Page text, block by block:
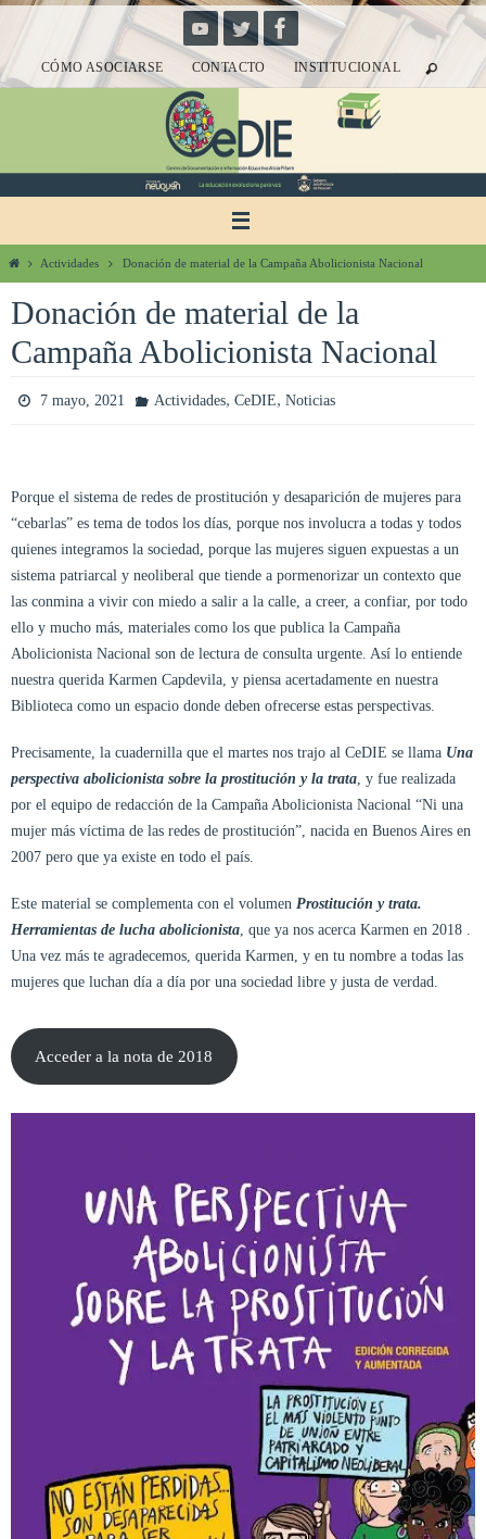
contenidoCÓMO ASOCIARSE CONTACTO INSTITUCIONAL
InicioActividades Donación de material de la Campaña Abolicionista Nacional
Donación de material de la
Campaña Abolicionista Nacional
7 mayo, 2021 Actividades, CeDIE, Noticias
Porque el sistema de redes de prostitución y desaparición de mujeres para
“cebarlas” es tema de todos los días, porque nos involucra a todas y todos
quienes integramos la sociedad, porque las mujeres siguen expuestas a un
sistema patriarcal y neoliberal que tiende a pormenorizar un contexto que
las conmina a vivir con miedo a salir a la calle, a creer, a confiar, por todo
ello y mucho más, materiales como los que publica la Campaña
Abolicionista Nacional son de lectura de consulta urgente. Así lo entiende
nuestra querida Karmen Capdevila, y piensa acertadamente en nuestra
Biblioteca como un espacio donde deben ofrecerse estas perspectivas.
Precisamente, la cuadernilla que el martes nos trajo al CeDIE se llama Una
perspectiva abolicionista sobre la prostitución y la trata, y fue realizada
por el equipo de redacción de la Campaña Abolicionista Nacional “Ni una
mujer más víctima de las redes de prostitución”, nacida en Buenos Aires en
2007 pero que ya existe en todo el país.
Este material se complementa con el volumen Prostitución y trata.
Herramientas de lucha abolicionista, que ya nos acerca Karmen en 2018 .
Una vez más te agradecemos, querida Karmen, y en tu nombre a todas las
mujeres que luchan día a día por una sociedad libre y justa de verdad.
Acceder a la nota de 2018